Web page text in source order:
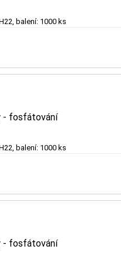
balení: 1000 ks
- fosfátování
balení: 1000 ks
- fosfátování